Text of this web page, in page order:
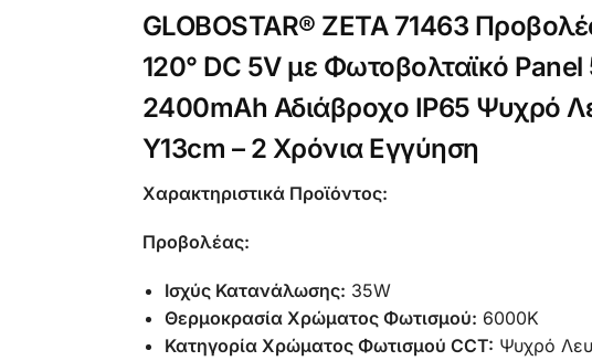
GLOBOSTAR® ZETA 71463
120° DC 5V με Φωτοβολταϊκό
2400mAh Αδιάβροχο IP65 Ψυχρό
Υ13cm – 2 Χρόνια Εγγύηση
Χαρακτηριστικά Προϊόντος:
Προβολέας:
Ισχύς Κατανάλωσης: 35W
Θερμοκρασία Χρώματος Φωτισμού: 6000Κ
Κατηγορία Χρώματος Φωτισμού CCT: Ψυχρό